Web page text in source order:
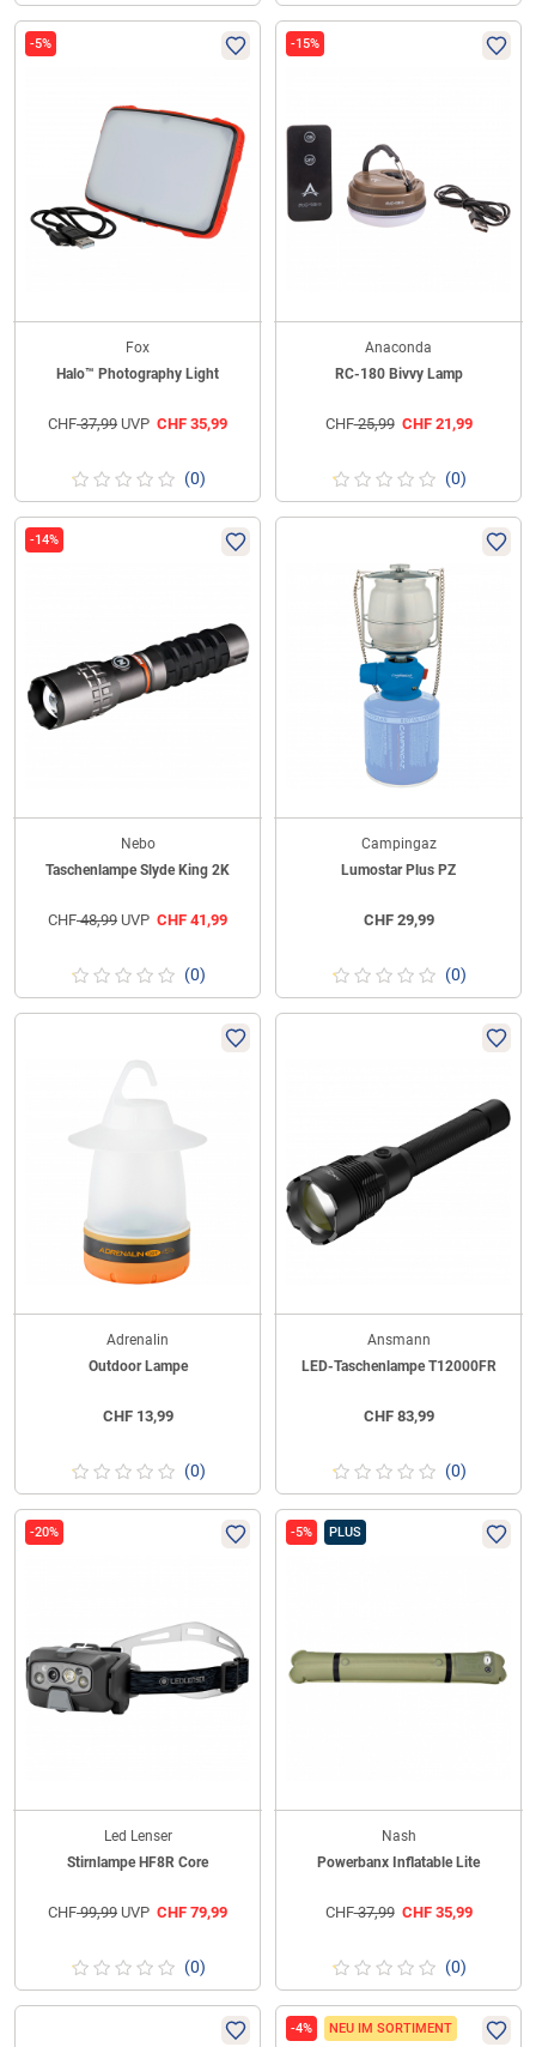
-5%
Fox
Halo™ Photography Light
CHF37,99 UVP CHF 35,99
(0)
-15%
Anaconda
RC-180 Bivvy Lamp
CHF25,99 CHF21,99
(0)
-14%
Nebo
Taschenlampe Slyde King 2K
CHF48,99 UVP CHF 41,99
(0)
Campingaz
Lumostar Plus PZ
CHF29,99
(0)
Adrenalin
Outdoor Lampe
CHF13,99
(0)
Ansmann
LED-Taschenlampe T12000FR
CHF83,99
(0)
-20%
Led Lenser
Stirnlampe HF8R Core
CHF99,99 UVP CHF 79,99
(0)
-5% PLUS
Nash
Powerbanx Inflatable Lite
CHF37,99 CHF35,99
(0)
-4% NEU IM SORTIMENT